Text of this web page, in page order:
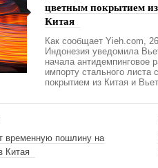
цветным покрытием
Китая
Как сообщает Yieh.com,
Индонезия уведомила
начала антидемпинговое
импорту стального листа
покрытием из Китая и
временную пошлину на
Китая